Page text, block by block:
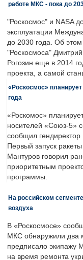
работе МКС - пока до
"Роскосмос" и NASA
эксплуатации
до 2030 года. Об
"Роскосмоса"
Рогозин еще в 2014
проекта, а самой
«Роскосмос»
года
«Роскомос»
носителей «Союз-5»
сообщил гендиректор
Первый запуск
Мантуров говорил
приоритетным
программы.
На российском
воздуха
В «Роскосмосе»
МКС обнаружили два
предписало экипажу
на время ремонта